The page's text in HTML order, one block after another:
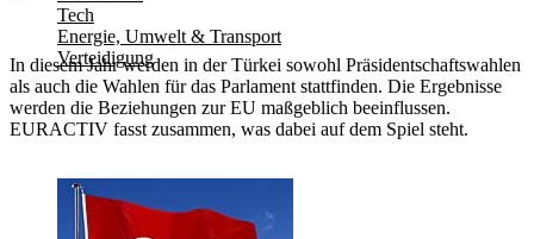
Tech
Energie, Umwelt & Transport
Verteidigung
In diesem Jahr werden in der Türkei sowohl Präsidentschaftswahlen
als auch die Wahlen für das Parlament stattfinden. Die Ergebnisse
werden die Beziehungen zur EU maßgeblich beeinflussen.
EURACTIV fasst zusammen, was dabei auf dem Spiel steht.